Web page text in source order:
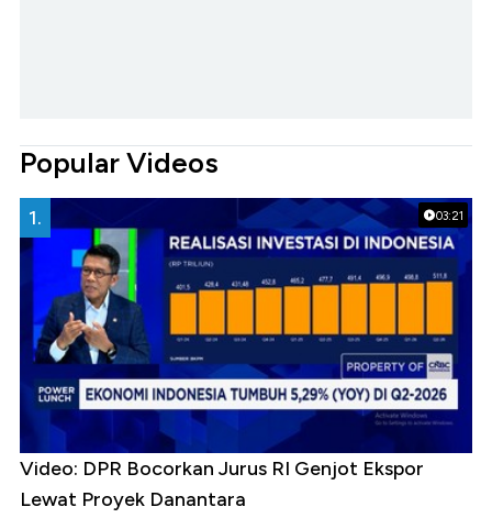
Popular Videos
03:21
1.
Video: DPR Bocorkan Jurus RI Genjot Ekspor
Lewat Proyek Danantara